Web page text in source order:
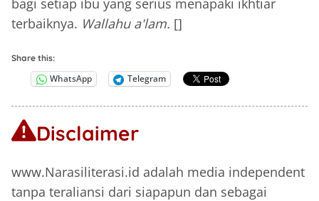
terbaiknya. Wallahu a'lam. []
Share this:
WhatsApp Telegram
Disclaimer
www.Narasiliterasi.id adalah media independent
tanpa teraliansi dari siapapun dan sebagai